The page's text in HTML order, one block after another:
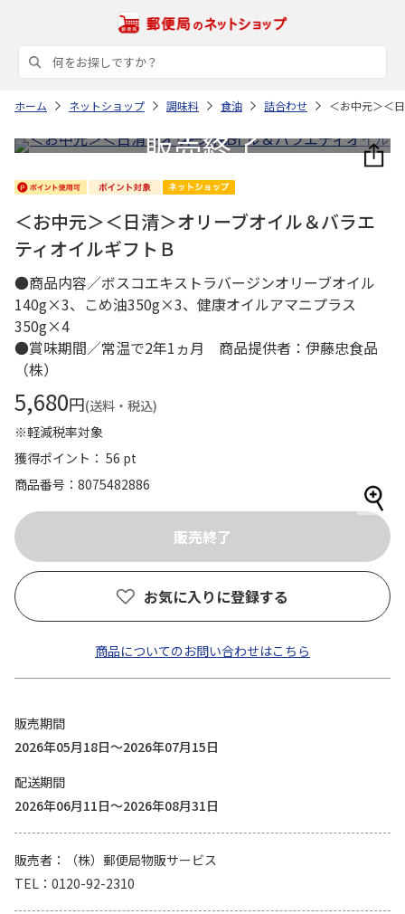
ホーム ネットショップ 調味料 食油 詰合わせ ＜お中元＞＜
＜お中元＞＜日清＞オリーブオイル＆バラエ
ティオイルギフトＢ
●商品内容／ボスコエキストラバージンオリーブオイル
140g×3、こめ油350g×3、健康オイルアマニプラス
350g×4
●賞味期間／常温で2年1ヵ月 商品提供者：伊藤忠食品
（株）
5,680円(送料・税込)
※軽減税率対象
獲得ポイント： 56 pt
商品番号
8075482886
お気に入りに登録する
商品についてのお問い合わせはこちら
販売期間
2026年05月18日～2026年07月15日
配送期間
2026年06月11日～2026年08月31日
販売者
（株）郵便局物販サービス
TEL
0120-92-2310